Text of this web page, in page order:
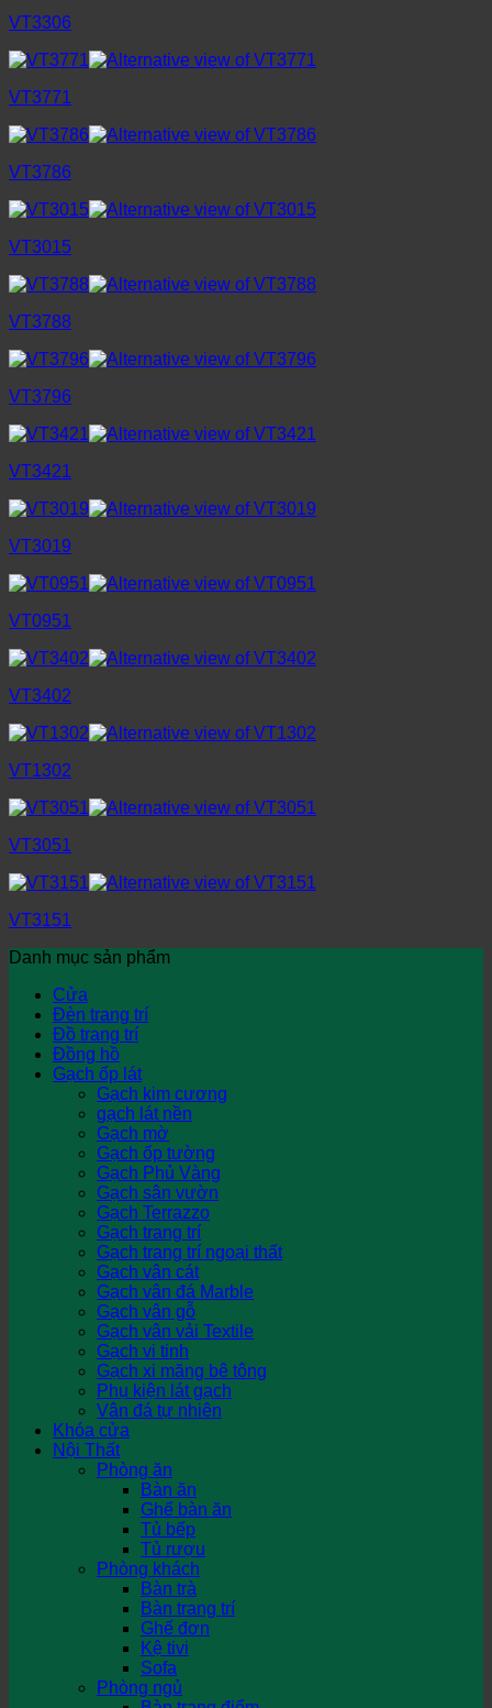
VT3306
VT3771
VT3786
VT3015
VT3788
VT3796
VT3421
VT3019
VT0951
VT3402
VT1302
VT3051
VT3151
Danh mục sản phẩm
Cửa
Đèn trang trí
Đồ trang trí
Đồng hồ
Gạch ốp lát
Gạch kim cương
gạch lát nền
Gạch mờ
Gạch ốp tường
Gạch Phủ Vàng
Gạch sân vườn
Gạch Terrazzo
Gạch trang trí
Gạch trang trí ngoại thất
Gạch vân cát
Gạch vân đá Marble
Gạch vân gỗ
Gạch vân vải Textile
Gạch vi tinh
Gạch xi măng bê tông
Phụ kiện lát gạch
Vân đá tự nhiên
Khóa cửa
Nội Thất
Phòng ăn
Bàn ăn
Ghế bàn ăn
Tủ bếp
Tủ rượu
Phòng khách
Bàn trà
Bàn trang trí
Ghế đơn
Kệ tivi
Sofa
Phòng ngủ